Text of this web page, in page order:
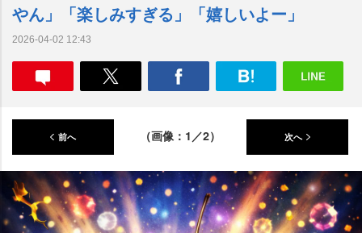
ん」「楽しみすぎる」「嬉しいよー」
2026-04-02 12:43
前へ （画像：1／2） 次へ